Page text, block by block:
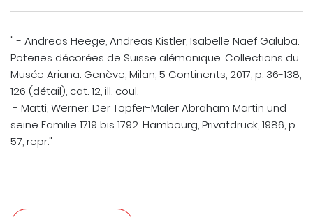
" - Andreas Heege, Andreas Kistler, Isabelle Naef Galuba.
Poteries décorées de Suisse alémanique. Collections du
Musée Ariana. Genève, Milan, 5 Continents, 2017, p. 36-138,
126 (détail), cat. 12, ill. coul.
- Matti, Werner. Der Töpfer-Maler Abraham Martin und
seine Familie 1719 bis 1792. Hambourg, Privatdruck, 1986, p.
57, repr."